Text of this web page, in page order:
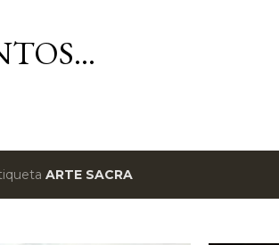
ARTE SACRA